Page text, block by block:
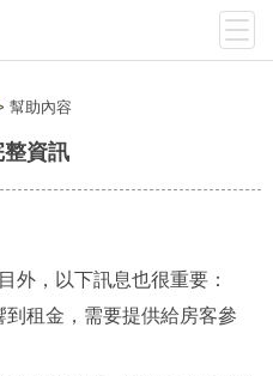
幫助內容
資訊
外，以下訊息也很重要：
租金，需要提供給房客參